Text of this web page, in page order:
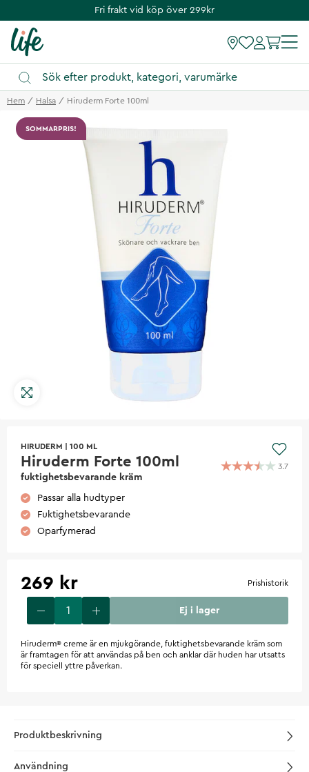
Fri frakt vid köp över 299kr
Hem Halsa Hiruderm Forte 100ml
SOMMARPRIS!
HIRUDERM 100 ML
Hiruderm Forte 100ml
fuktighetsbevarande kräm
3.7
Passar alla hudtyper
Fuktighetsbevarande
Oparfymerad
269 kr Prishistorik
Ej i lager
Hiruderm® creme är en mjukgörande, fuktighetsbevarande kräm som
är framtagen för att användas på ben och anklar där huden har utsatts
för speciell yttre påverkan.
Produktbeskrivning
Användning